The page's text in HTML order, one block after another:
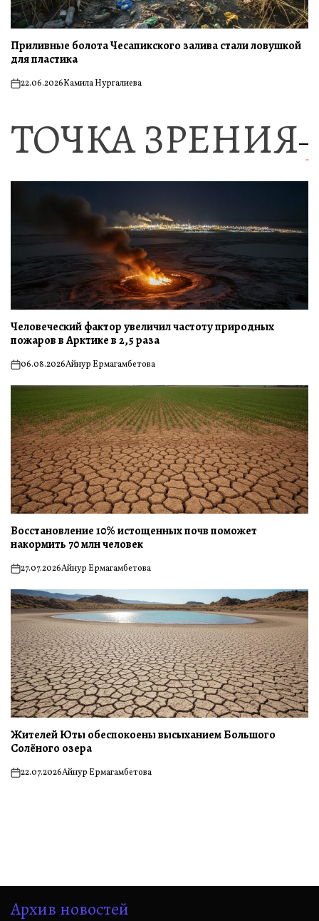
Приливные болота Чесапикского залива стали ловушкой
для пластика
on22.06.2026Камила Нургалиева
ТОЧКА ЗРЕНИЯ
Человеческий фактор увеличил частоту природных
пожаров в Арктике в 2,5 раза
on06.08.2026Айнур Ермагамбетова
Восстановление 10% истощенных почв поможет
накормить 70 млн человек
on27.07.2026Айнур Ермагамбетова
Жителей Юты обеспокоены высыханием Большого
Солёного озера
on22.07.2026Айнур Ермагамбетова
Архив новостей